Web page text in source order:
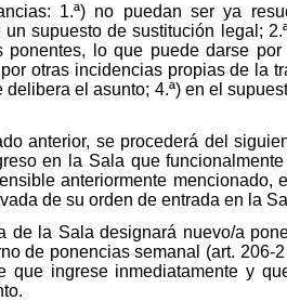
1.ª) no puedan ser ya
supuesto de sustitución legal;
lo que puede darse
otras incidencias propias de la
el asunto; 4.ª) en el
anterior, se procederá del
en la Sala que funcionalmente
anteriormente mencionado,
de su orden de entrada en la
de la Sala designará nuevo/a
de ponencias semanal (art. 206-
ingrese inmediatamente y